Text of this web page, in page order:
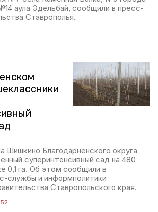
аула Эдельбай, сообщили в пресс-
Ставрополья.
Шишкино Благодарненского округа
суперинтенсивный сад на 480
0,1 га. Об этом сообщили в
службы и информполитики
Ставропольского края.